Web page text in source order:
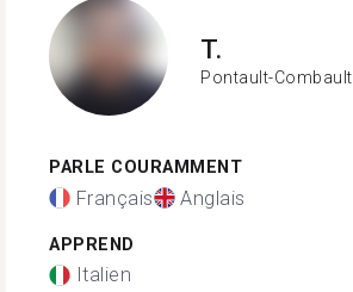
T.
Pontault-Combault
PARLE COURAMMENT
Français Anglais
APPREND
Italien